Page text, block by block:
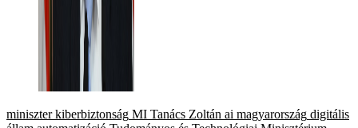
miniszter kiberbiztonság MI Tanács Zoltán ai magyarország digitális